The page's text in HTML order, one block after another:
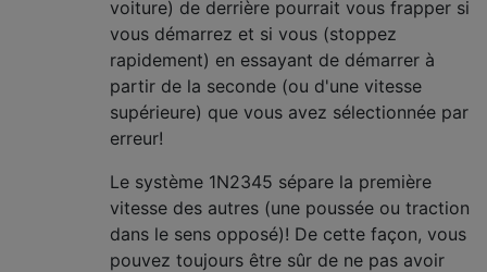
voiture) de derrière pourrait vous frapper si
vous démarrez et si vous (stoppez
rapidement) en essayant de démarrer à
partir de la seconde (ou d'une vitesse
supérieure) que vous avez sélectionnée par
erreur!
Le système 1N2345 sépare la première
vitesse des autres (une poussée ou traction
dans le sens opposé)! De cette façon, vous
pouvez toujours être sûr de ne pas avoir